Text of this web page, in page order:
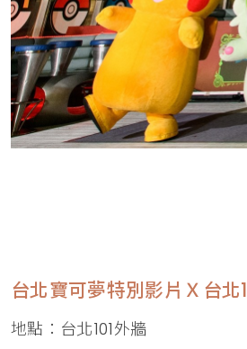
台北寶可夢特別影片Ｘ台北
地點：台北101外牆